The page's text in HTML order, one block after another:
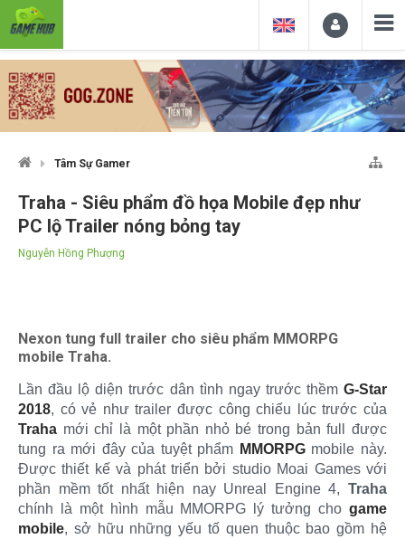
Tâm Sự Gamer
Traha - Siêu phẩm đồ họa Mobile đẹp như
PC lộ Trailer nóng bỏng tay
Nguyễn Hồng Phượng
Nexon tung full trailer cho siêu phẩm MMORPG
mobile Traha.
Lần đầu lộ diện trước dân tình ngay trước thềm G-Star
2018, có vẻ như trailer được công chiếu lúc trước của
Traha mới chỉ là một phần nhỏ bé trong bản full được
tung ra mới đây của tuyệt phẩm MMORPGmobile này.
Được thiết kế và phát triển bởi studio Moai Games với
phần mềm tốt nhất hiện nay Unreal Engine 4, Traha
chính là một hình mẫu MMORPG lý tưởng cho game
mobile, sở hữu những yếu tố quen thuộc bao gồm hệ